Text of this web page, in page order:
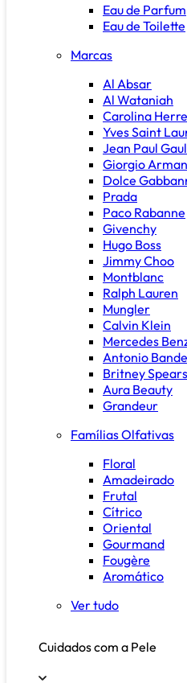
Eau de Parfum
Eau de Toilette
Marcas
Al Absar
Al Wataniah
Carolina
Yves Saint
Jean Paul
Giorgio
Dolce
Prada
Paco Rabanne
Givenchy
Hugo Boss
Jimmy Choo
Montblanc
Ralph Lauren
Mungler
Calvin Klein
Mercedes
Antonio
Britney Spears
Aura Beauty
Grandeur
Famílias Olfativas
Floral
Amadeirado
Frutal
Cítrico
Oriental
Gourmand
Fougère
Aromático
Ver tudo
Cuidados com a Pele